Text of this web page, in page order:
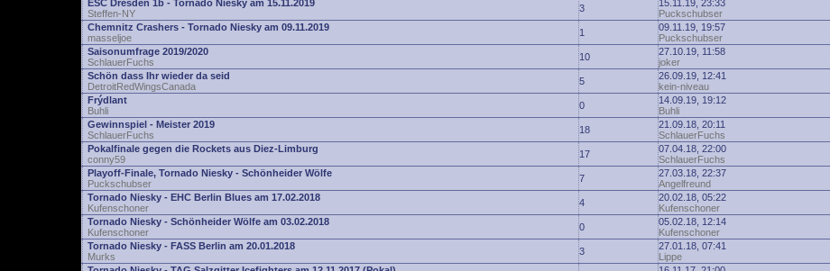
ESC Dresden 1b - Tornado Niesky am 15.11.2019
Steffen-NY
3
15.11.19, 23:33
Puckschubser
Chemnitz Crashers - Tornado Niesky am 09.11.2019
masseljoe
1
09.11.19, 19:57
Puckschubser
Saisonumfrage 2019/2020
SchlauerFuchs
10
27.10.19, 11:58
joker
Schön dass Ihr wieder da seid
DetroitRedWingsCanada
5
26.09.19, 12:41
kein-niveau
Frýdlant
Buhli
0
14.09.19, 19:12
Buhli
Gewinnspiel - Meister 2019
SchlauerFuchs
18
21.09.18, 20:11
SchlauerFuchs
Pokalfinale gegen die Rockets aus Diez-Limburg
conny59
17
07.04.18, 22:00
SchlauerFuchs
Playoff-Finale, Tornado Niesky - Schönheider Wölfe
Puckschubser
7
27.03.18, 22:37
Angelfreund
Tornado Niesky - EHC Berlin Blues am 17.02.2018
Kufenschoner
4
20.02.18, 05:22
Kufenschoner
Tornado Niesky - Schönheider Wölfe am 03.02.2018
Kufenschoner
0
05.02.18, 12:14
Kufenschoner
Tornado Niesky - FASS Berlin am 20.01.2018
Murks
3
27.01.18, 07:41
Lippe